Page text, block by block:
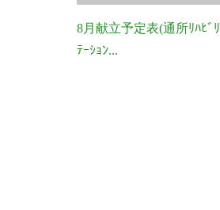
8月献立予定表(通所ﾘﾊﾋﾞﾘ
ﾃｰｼｮﾝ...